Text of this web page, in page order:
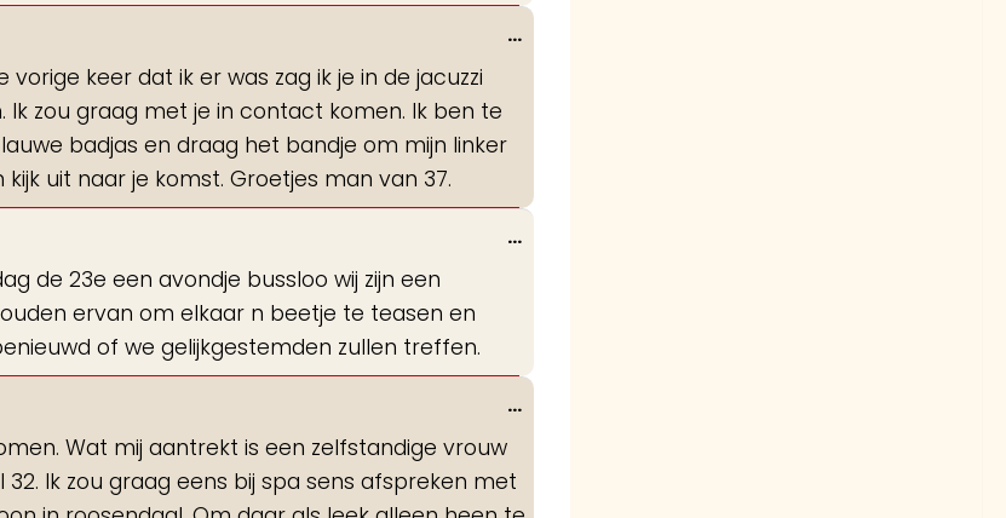
vorige keer dat ik er was zag ik je in de jacuzzi
zou graag met je in contact komen. Ik ben te
badjas en draag het bandje om mijn linker
uit naar je komst. Groetjes man van 37.
...Wissel
de 23e een avondje bussloo wij zijn een
ervan om elkaar n beetje te teasen en
of we gelijkgestemden zullen treffen.
...Wissel
Wat mij aantrekt is een zelfstandige vrouw
Ik zou graag eens bij spa sens afspreken met
...Wissel